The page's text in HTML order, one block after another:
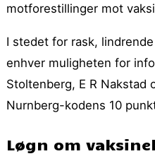
motforestillinger mot
I stedet for rask,
enhver muligheten for
Stoltenberg, E R
Nurnberg-kodens 10
Løgn om